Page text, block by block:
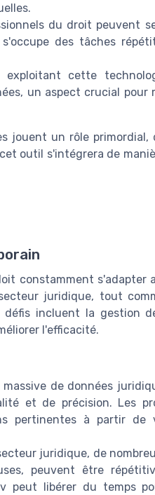
du droit peuvent
des tâches
exploitant cette
un aspect crucial pour
jouent un rôle primordial,
outil s'intégrera de
constamment s'adapter
juridique, tout
incluent la gestion
l'efficacité.
de données
et de précision. Les
pertinentes à partir de
juridique, de
peuvent être
peut libérer du temps